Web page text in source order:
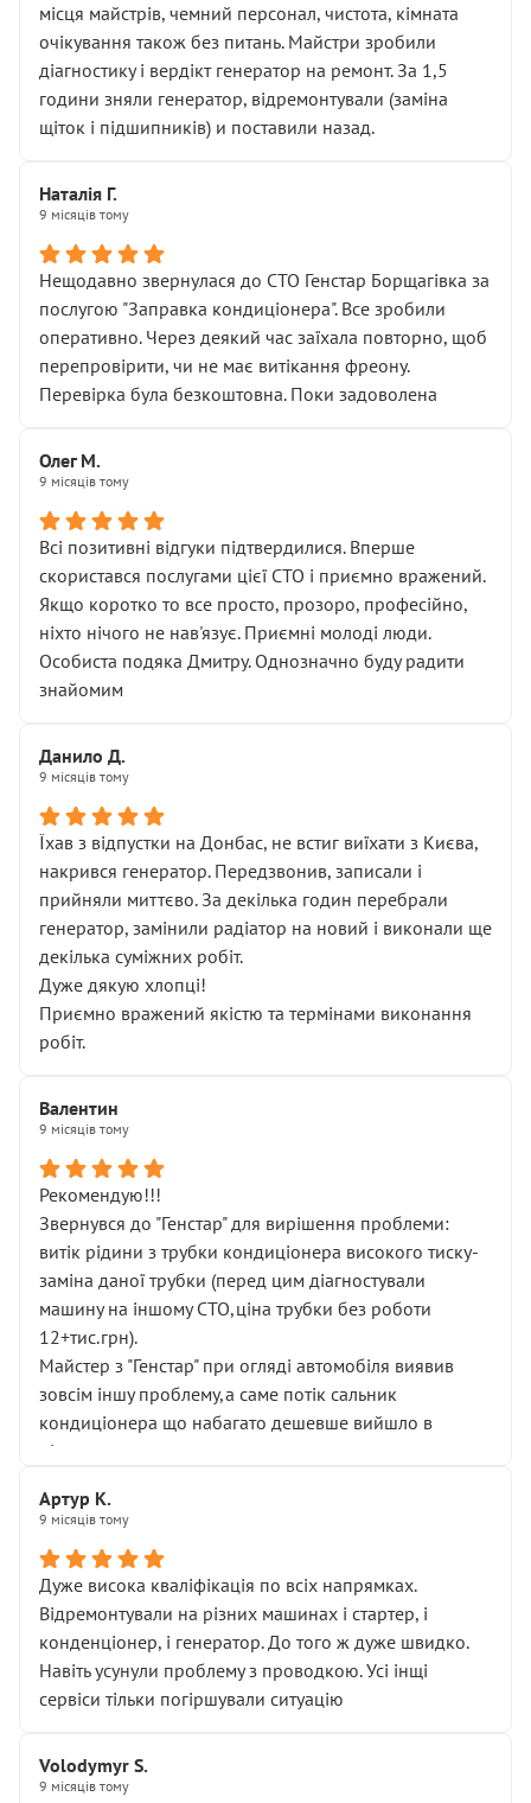
місця майстрів, чемний персонал, чистота, кімната
очікування також без питань. Майстри зробили
діагностику і вердікт генератор на ремонт. За 1,5
години зняли генератор, відремонтували (заміна
щіток і підшипників) и поставили назад.
Наталія Г.
9 місяців тому
Нещодавно звернулася до СТО Генстар Борщагівка за
послугою "Заправка кондиціонера". Все зробили
оперативно. Через деякий час заїхала повторно, щоб
перепровірити, чи не має витікання фреону.
Перевірка була безкоштовна. Поки задоволена
Олег М.
9 місяців тому
Всі позитивні відгуки підтвердилися. Вперше
скористався послугами цієї СТО і приємно вражений.
Якщо коротко то все просто, прозоро, професійно,
ніхто нічого не нав'язує. Приємні молоді люди.
Особиста подяка Дмитру. Однозначно буду радити
знайомим
Данило Д.
9 місяців тому
Їхав з відпустки на Донбас, не встиг виїхати з Києва,
накрився генератор. Передзвонив, записали і
прийняли миттєво. За декілька годин перебрали
генератор, замінили радіатор на новий і виконали ще
декілька суміжних робіт.
Дуже дякую хлопці!
Приємно вражений якістю та термінами виконання
робіт.
Валентин
9 місяців тому
Рекомендую!!!
Звернувся до "Генстар" для вирішення проблеми:
витік рідини з трубки кондиціонера високого тиску-
заміна даної трубки (перед цим діагностували
машину на іншому СТО,ціна трубки без роботи
12+тис.грн).
Майстер з "Генстар" при огляді автомобіля виявив
зовсім іншу проблему,а саме потік сальник
кондиціонера що набагато дешевше вийшло в
підсумку.
Артур К.
9 місяців тому
Дуже висока кваліфікація по всіх напрямках.
Відремонтували на різних машинах і стартер, і
конденціонер, і генератор. До того ж дуже швидко.
Навіть усунули проблему з проводкою. Усі інщі
сервіси тільки погіршували ситуацію
Volodymyr S.
9 місяців тому